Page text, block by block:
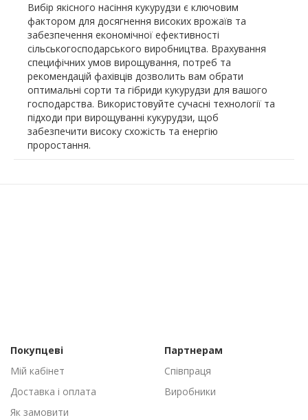
Вибір якісного насіння кукурудзи є ключовим
фактором для досягнення високих врожаїв та
забезпечення економічної ефективності
сільськогосподарського виробництва. Врахування
специфічних умов вирощування, потреб та
рекомендацій фахівців дозволить вам обрати
оптимальні сорти та гібриди кукурудзи для вашого
господарства. Використовуйте сучасні технології та
підходи при вирощуванні кукурудзи, щоб
забезпечити високу схожість та енергію
проростання.
Покупцеві
Мій кабінет
Доставка і оплата
Як замовити
Партнерам
Співпраця
Виробники